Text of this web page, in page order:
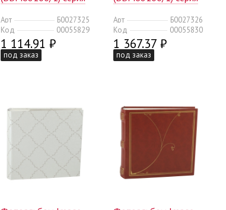
Арт
Б0027325
Код
00055829
1 114.91 ₽
под заказ
Арт
Б0027326
Код
00055830
1 367.37 ₽
под заказ